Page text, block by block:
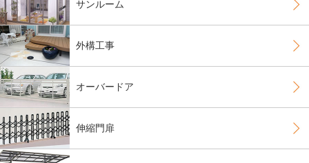
サンルーム
外構工事
オーバードア
伸縮門扉